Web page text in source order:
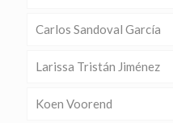
Carlos Sandoval García
Larissa Tristán Jiménez
Koen Voorend